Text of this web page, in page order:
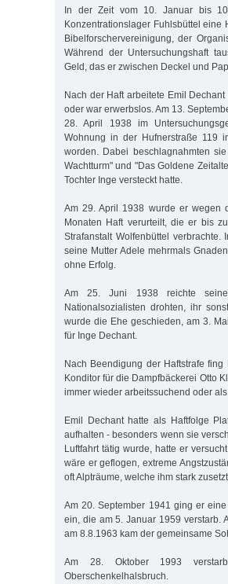
In der Zeit vom 10. Januar bis
Konzentrationslager Fuhlsbüttel eine
Bibelforschervereinigung, der
Während der Untersuchungshaft
Geld, das er zwischen Deckel und
Nach der Haft arbeitete Emil
oder war erwerbslos. Am 13.
28. April 1938 im
Wohnung in der Hufnerstraße 119
worden. Dabei beschlagnahmten
Wachtturm" und "Das Goldene
Tochter Inge versteckt hatte.
Am 29. April 1938 wurde er wegen
Monaten Haft verurteilt, die er bis
Strafanstalt Wolfenbüttel
seine Mutter Adele mehrmals
ohne Erfolg.
Am 25. Juni 1938 reichte
Nationalsozialisten drohten, ihr
wurde die Ehe geschieden, am 3.
für Inge Dechant.
Nach Beendigung der Haftstrafe
Konditor für die Dampfbäckerei Otto
immer wieder arbeitssuchend oder
Emil Dechant hatte als Haftfolge
aufhalten - besonders wenn sie
Luftfahrt tätig wurde, hatte er
wäre er geflogen, extreme
oft Alpträume, welche ihm stark
Am 20. September 1941 ging er
ein, die am 5. Januar 1959 verstarb.
am 8.8.1963 kam der gemeinsame
Am 28. Oktober 1993
Oberschenkelhalsbruch.